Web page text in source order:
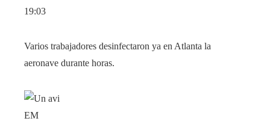
19:03
Varios trabajadores desinfectaron ya en Atlanta la
aeronave durante horas.
EM